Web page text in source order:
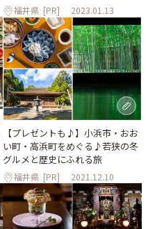
福井県 [PR] 2023.01.13
【プレゼントも♪】小浜市・おお
い町・高浜町をめぐる♪若狭の冬
グルメと歴史にふれる旅
福井県 [PR] 2021.12.10